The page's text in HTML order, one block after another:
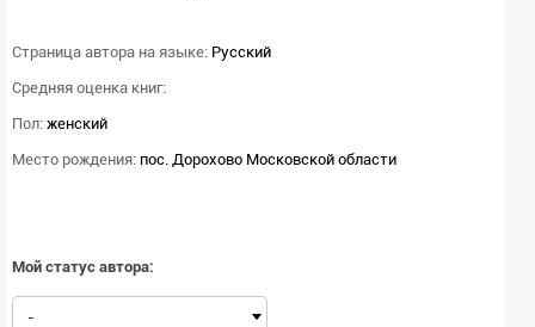
Страница автора на языке: Русский
Средняя оценка книг:
Пол: женский
Место рождения: пос. Дорохово Московской области
Мой статус автора:
-